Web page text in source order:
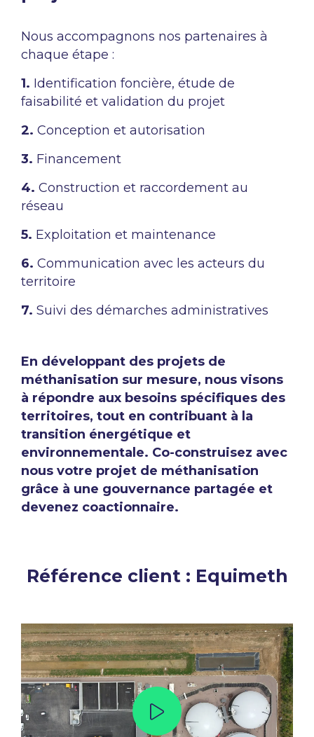
Nous accompagnons nos partenaires à
chaque étape :​
​1. Identification foncière, étude de
faisabilité et validation du projet​
2. Conception et autorisation​
3. Financement​
4. Construction et raccordement au
réseau​
5. Exploitation et maintenance​
6. Communication avec les acteurs du
territoire​
7. Suivi des démarches administratives​ ​
En développant des projets de
méthanisation sur mesure, nous visons
à répondre aux besoins spécifiques des
territoires, tout en contribuant à la
transition énergétique et
environnementale. Co-construisez avec
nous votre projet de méthanisation
grâce à une gouvernance partagée et
devenez coactionnaire.
Référence client : Equimeth